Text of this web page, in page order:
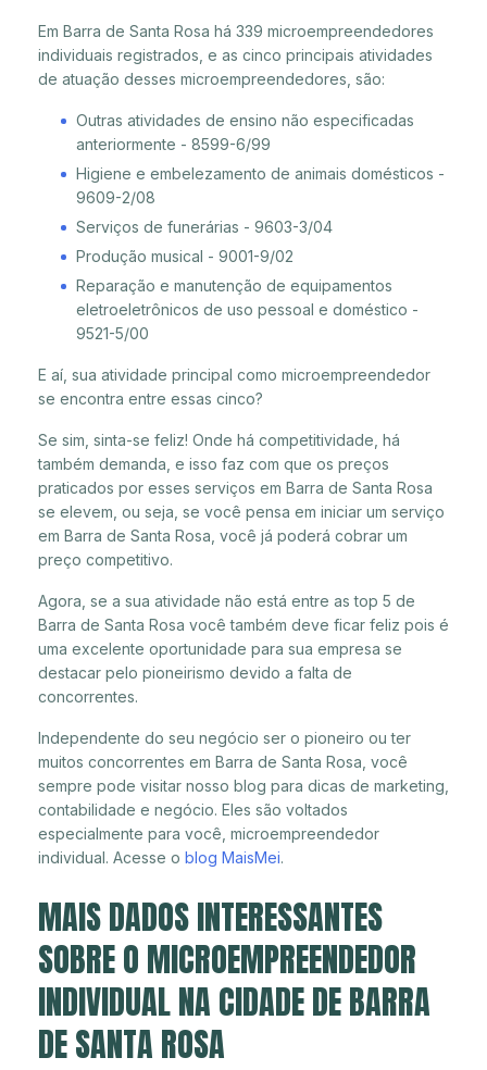
Em Barra de Santa Rosa há 339 microempreendedores
individuais registrados, e as cinco principais atividades
de atuação desses microempreendedores, são:
Outras atividades de ensino não especificadas
anteriormente - 8599-6/99
Higiene e embelezamento de animais domésticos -
9609-2/08
Serviços de funerárias - 9603-3/04
Produção musical - 9001-9/02
Reparação e manutenção de equipamentos
eletroeletrônicos de uso pessoal e doméstico -
9521-5/00
E aí, sua atividade principal como microempreendedor
se encontra entre essas cinco?
Se sim, sinta-se feliz! Onde há competitividade, há
também demanda, e isso faz com que os preços
praticados por esses serviços em Barra de Santa Rosa
se elevem, ou seja, se você pensa em iniciar um serviço
em Barra de Santa Rosa, você já poderá cobrar um
preço competitivo.
Agora, se a sua atividade não está entre as top 5 de
Barra de Santa Rosa você também deve ficar feliz pois é
uma excelente oportunidade para sua empresa se
destacar pelo pioneirismo devido a falta de
concorrentes.
Independente do seu negócio ser o pioneiro ou ter
muitos concorrentes em Barra de Santa Rosa, você
sempre pode visitar nosso blog para dicas de marketing,
contabilidade e negócio. Eles são voltados
especialmente para você, microempreendedor
individual. Acesse o blog MaisMei.
MAIS DADOS INTERESSANTES
SOBRE O MICROEMPREENDEDOR
INDIVIDUAL NA CIDADE DE BARRA
DE SANTA ROSA